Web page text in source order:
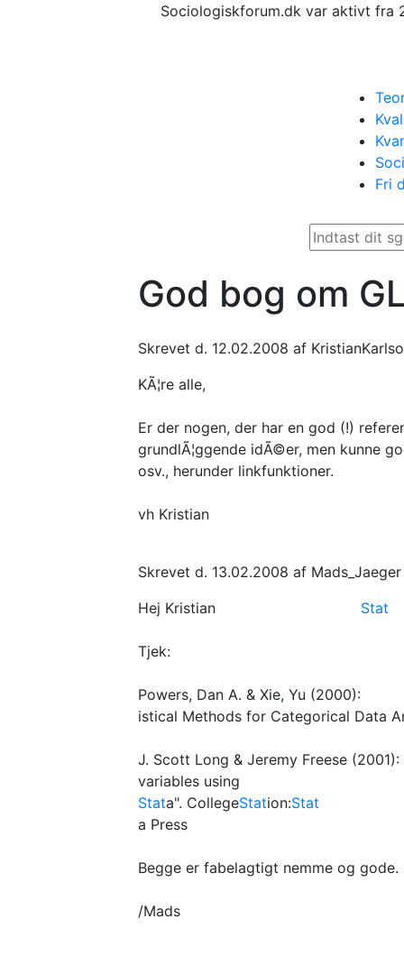
Sociologiskforum.dk var aktivt fra
Fri
God bog om
Skrevet d. 12.02.2008 af
KÃ¦re alle,
Er der nogen, der har en god (!)
grundlÃ¦ggende idÃ©er, men kunne
osv., herunder linkfunktioner.
vh Kristian
Skrevet d. 13.02.2008 af Mads_Jaeger
Hej Kristian
Tjek:
Powers, Dan A. & Xie, Yu (2000):
Stat
istical Methods for Categorical Data
J. Scott Long & Jeremy Freese
variables using
Stata". CollegeStation:Stat
a Press
Begge er fabelagtigt nemme og
/Mads